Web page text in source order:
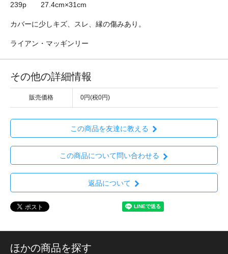
239p 27.4cm×31cm
カバーに少しキズ、スレ、縁の傷みあり。
ライアン・マッギンリー
その他の詳細情報
販売価格 0円(税0円)
この商品を友達に教える
この商品について問い合わせる
返品について
ほかの商品を探す